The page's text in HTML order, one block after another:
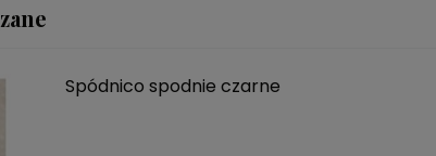
Spódnico spodnie czarne